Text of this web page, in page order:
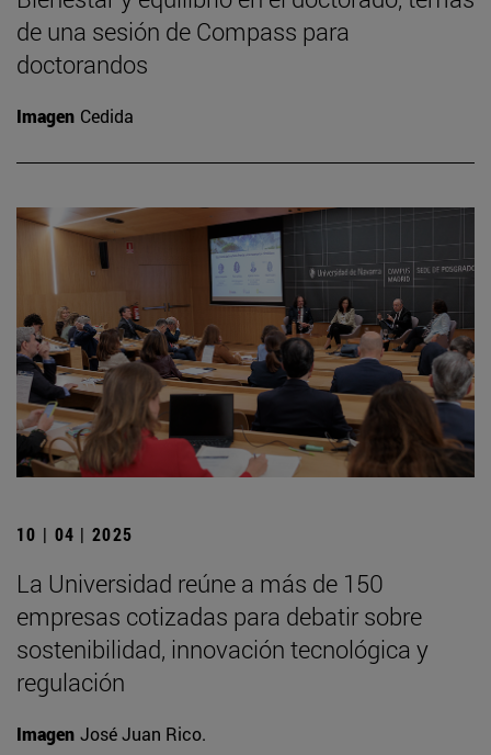
de una sesión de Compass para
doctorandos
Imagen Cedida
10 | 04 | 2025
La Universidad reúne a más de 150
empresas cotizadas para debatir sobre
sostenibilidad, innovación tecnológica y
regulación
Imagen José Juan Rico.